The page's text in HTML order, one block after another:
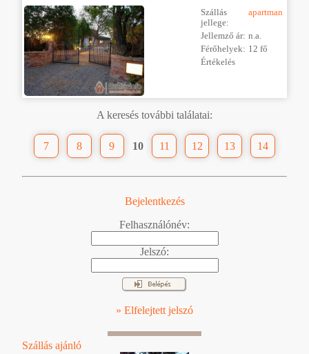
Szállás
jellege:
apartman
Jellemző ár: n.a.
Férőhelyek: 12 fő
Értékelés
A keresés további találatai:
7 8 9 10 11 12 13 14
Bejelentkezés
Felhasználónév:
Jelszó:
» Elfelejtett jelszó
Szállás ajánló